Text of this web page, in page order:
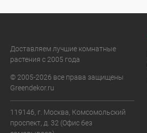
Доставляем лучшие комнатные
растения с 2005 года
© 2005-2026 все права защищены
Greendekor.ru
119146, г. Москва, Комсомольский
проспект, д. 32 (Офис без